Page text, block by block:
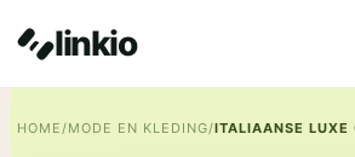
linkio
HOME/MODE EN KLEDING/